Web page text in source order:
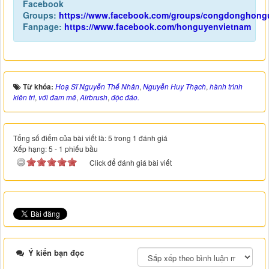
Facebook
Groups: https://www.facebook.com/groups/
Fanpage: https://www.facebook.com/honguyenvietnam
Từ khóa: Hoạ Sĩ Nguyễn Thế Nhân,Nguyễn Huy Thạch,hành trình
kiên trì, với đam mê,Airbrush,độc đáo.
Tổng số điểm của bài viết là: 5 trong 1 đánh giá
Xếp hạng:5 - 1 phiếu bầu
Click để đánh giá bài viết
Ý kiến bạn đọc